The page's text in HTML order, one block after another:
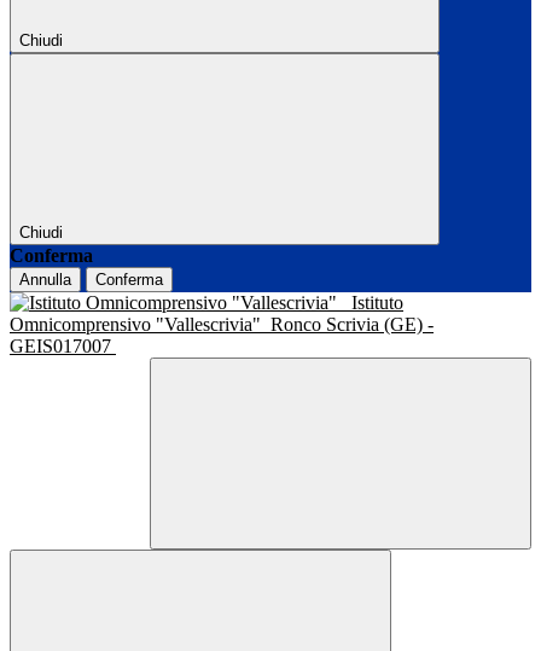
Chiudi
Chiudi
Conferma
Annulla Conferma
Istituto
Omnicomprensivo "Vallescrivia" Ronco Scrivia (GE) -
GEIS017007